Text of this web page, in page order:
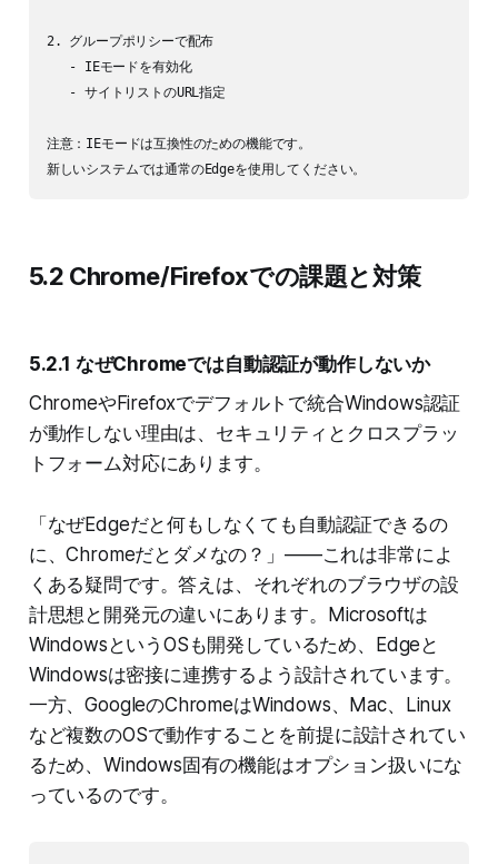
2. グループポリシーで配布
注意：IEモードは互換性のための機能です。
5.2 Chrome/Firefoxでの課題と対策
5.2.1 なぜChromeでは自動認証が動作しないか
ChromeやFirefoxでデフォルトで統合Windows認証
が動作しない理由は、セキュリティとクロスプラッ
トフォーム対応にあります。
「なぜEdgeだと何もしなくても自動認証できるの
に、Chromeだとダメなの？」——これは非常によ
くある疑問です。答えは、それぞれのブラウザの設
計思想と開発元の違いにあります。Microsoftは
WindowsというOSも開発しているため、Edgeと
Windowsは密接に連携するよう設計されています。
一方、GoogleのChromeはWindows、Mac、Linux
など複数のOSで動作することを前提に設計されてい
るため、Windows固有の機能はオプション扱いにな
っているのです。